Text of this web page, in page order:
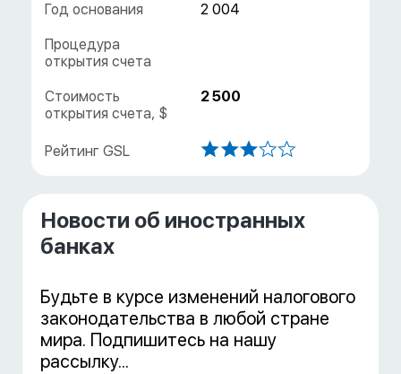
2 004
2 500
Новости об иностранных
банках
Будьте в курсе изменений налогового
законодательства в любой стране
мира. Подпишитесь на нашу
рассылку...